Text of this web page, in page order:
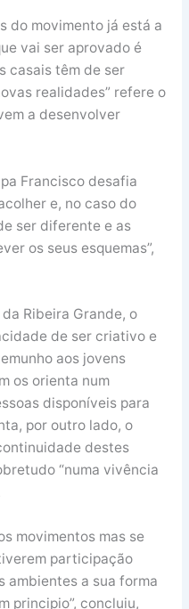
do movimento já está a
vai ser aprovado é
casais têm de ser
realidades” refere o
a desenvolver
Francisco desafia
e, no caso do
ser diferente e as
os seus esquemas”,
Ribeira Grande, o
de ser criativo e
aos jovens
os orienta num
disponíveis para
por outro lado, o
destes
“numa vivência
movimentos mas se
participação
ambientes a sua forma
principio”, concluiu,